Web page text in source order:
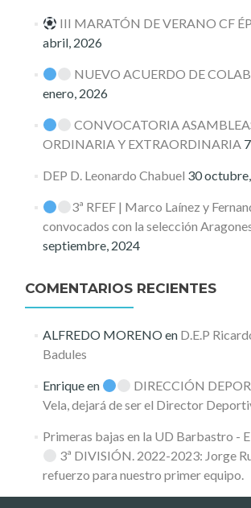
III MARATÓN DE VERANO CF
abril, 2026
NUEVO ACUERDO DE
enero, 2026
CONVOCATORIA
ORDINARIA Y EXTRAORDINARIA
DEP D. Leonardo Chabuel 30
3ª RFEF | Marco Laínez y
convocados con la selección
septiembre, 2024
COMENTARIOS RECIENTES
ALFREDO MORENOen D.E.P
Badules
Enriqueen
DIRECCIÓN
Vela, dejará de ser el Director
Primeras bajas en la UD Barbastro -
3ª DIVISIÓN. 2022-2023: Jorge
refuerzo para nuestro primer equipo.